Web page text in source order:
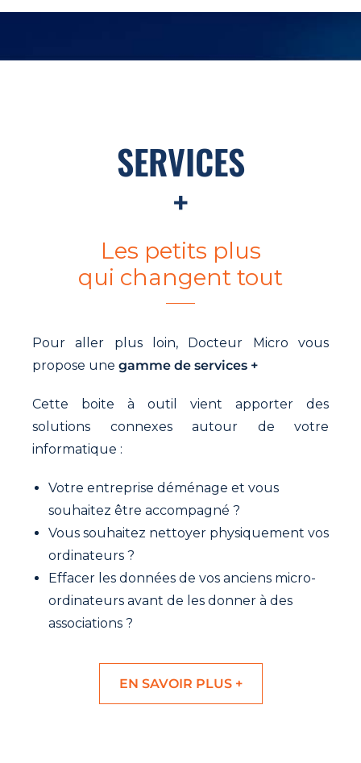
SERVICES
+
Les petits plus
qui changent tout
Pour aller plus loin, Docteur Micro vous
propose une gamme de services +
Cette boite à outil vient apporter des
solutions connexes autour de votre
informatique :
Votre entreprise déménage et vous
souhaitez être accompagné ?
Vous souhaitez nettoyer physiquement vos
ordinateurs ?
Effacer les données de vos anciens micro-
ordinateurs avant de les donner à des
associations ?
EN SAVOIR PLUS +